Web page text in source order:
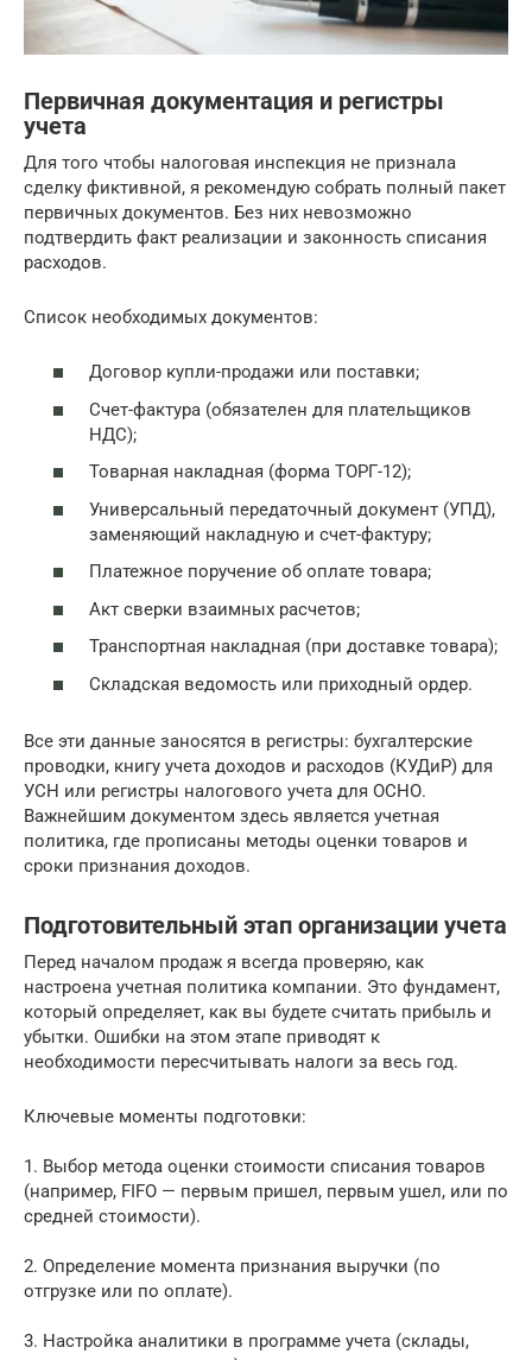
Первичная документация и регистры
учета
Для того чтобы налоговая инспекция не признала
сделку фиктивной, я рекомендую собрать полный пакет
первичных документов. Без них невозможно
подтвердить факт реализации и законность списания
расходов.
Список необходимых документов:
Договор купли-продажи или поставки;
Счет-фактура (обязателен для плательщиков
НДС);
Товарная накладная (форма ТОРГ-12);
Универсальный передаточный документ (УПД),
заменяющий накладную и счет-фактуру;
Платежное поручение об оплате товара;
Акт сверки взаимных расчетов;
Транспортная накладная (при доставке товара);
Складская ведомость или приходный ордер.
Все эти данные заносятся в регистры: бухгалтерские
проводки, книгу учета доходов и расходов (КУДиР) для
УСН или регистры налогового учета для ОСНО.
Важнейшим документом здесь является учетная
политика, где прописаны методы оценки товаров и
сроки признания доходов.
Подготовительный этап организации учета
Перед началом продаж я всегда проверяю, как
настроена учетная политика компании. Это фундамент,
который определяет, как вы будете считать прибыль и
убытки. Ошибки на этом этапе приводят к
необходимости пересчитывать налоги за весь год.
Ключевые моменты подготовки:
1. Выбор метода оценки стоимости списания товаров
(например, FIFO — первым пришел, первым ушел, или по
средней стоимости).
2. Определение момента признания выручки (по
отгрузке или по оплате).
3. Настройка аналитики в программе учета (склады,